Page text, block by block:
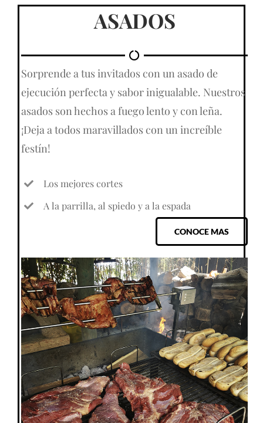
ASADOS
Sorprende a tus invitados con un asado de
ejecución perfecta y sabor inigualable. Nuestros
asados son hechos a fuego lento y con leña.
¡Deja a todos maravillados con un increíble
festín!
Los mejores cortes
A la parrilla, al spiedo y a la espada
CONOCE MAS